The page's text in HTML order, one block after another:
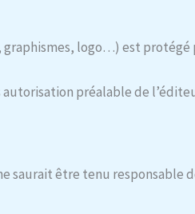
logo…) est
préalable de
saurait être tenu responsable